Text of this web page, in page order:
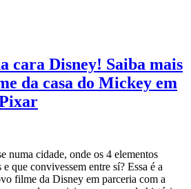
cara Disney! Saiba mais
da casa do Mickey em
numa cidade, onde os 4 elementos
que convivessem entre sí? Essa é a
filme da Disney em parceria com a